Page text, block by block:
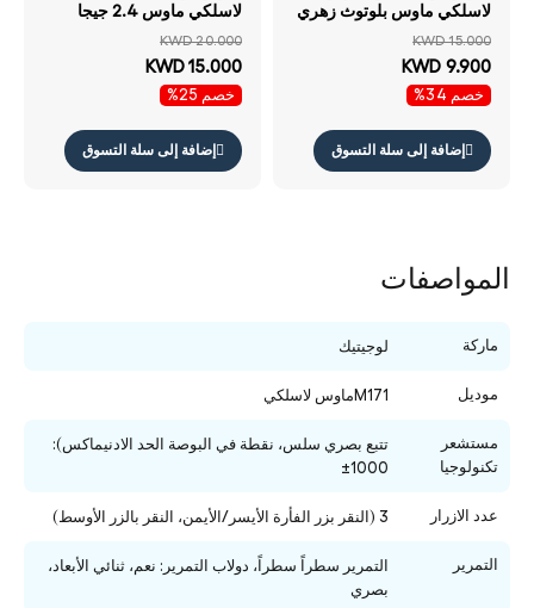
لاسلكي ماوس بلوتوث زهري
KWD 15.000
KWD 9.900
خصم 34%
إضافة إلى سلة التسوق
لاسلكي ماوس 2.4 جيجا
KWD 20.000
KWD 15.000
خصم 25%
إضافة إلى سلة التسوق
المواصفات
ماركة لوجيتيك
موديل M171ماوس لاسلكي
مستشعر
تكنولوجيا
تتبع بصري سلس، نقطة في البوصة الحد الادنيماكس):
1000±
عدد الازرار 3 (النقر بزر الفأرة الأيسر/الأيمن، النقر بالزر الأوسط)
التمرير
التمرير سطراً سطراً، دولاب التمرير: نعم، ثنائي الأبعاد،
بصري